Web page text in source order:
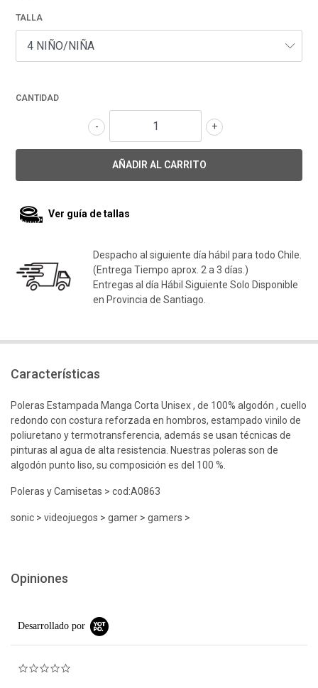
TALLA
CANTIDAD
+
-
Ver guía de tallas
Despacho al siguiente día hábil para todo Chile.
(Entrega Tiempo aprox. 2 a 3 días.)
Entregas al día Hábil Siguiente Solo Disponible
en Provincia de Santiago.
Características
Poleras Estampada Manga Corta Unisex , de 100% algodón , cuello
redondo con costura reforzada en hombros, estampado vinilo de
poliuretano y termotransferencia, además se usan técnicas de
pinturas al agua de alta resistencia. Nuestras poleras son de
algodón punto liso, su composición es del 100 %.
Poleras y Camisetas > cod:A0863
sonic > videojuegos > gamer > gamers >
Opiniones
Desarrollado por